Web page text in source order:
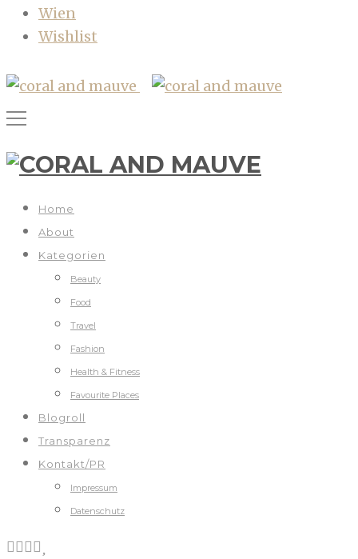
Wien
Wishlist
Home
About
Kategorien
Beauty
Food
Travel
Fashion
Health & Fitness
Favourite Places
Blogroll
Transparenz
Kontakt/PR
Impressum
Datenschutz